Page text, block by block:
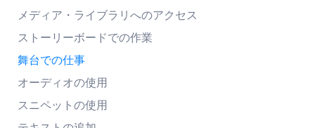
メディア・ライブラリへのアクセス
ストーリーボードでの作業
舞台での仕事
オーディオの使用
スニペットの使用